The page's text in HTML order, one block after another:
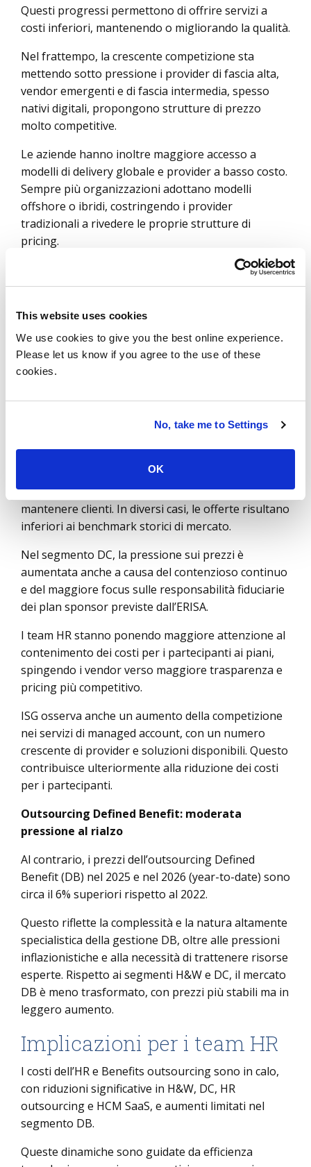
This website uses cookies
We use cookies to give you the best online experience.
Please let us know if you agree to the use of these
cookies.
No, take me to Settings
OK
Questi progressi permettono di offrire servizi a
costi inferiori, mantenendo o migliorando la qualità.
Nel frattempo, la crescente competizione sta
mettendo sotto pressione i provider di fascia alta,
vendor emergenti e di fascia intermedia, spesso
nativi digitali, propongono strutture di prezzo
molto competitive.
Le aziende hanno inoltre maggiore accesso a
modelli di delivery globale e provider a basso costo.
Sempre più organizzazioni adottano modelli
offshore o ibridi, costringendo i provider
tradizionali a rivedere le proprie strutture di
pricing.
Outsourcing H&W e DC: continua la
compressione dei costi
Nel 2025 e nel 2026 (year-to-date), i prezzi
24%-26% rispetto a tre anni fa.
competizione nelle gare tra provider, molti dei quali
adottano pricing aggressivo per acquisire o
mantenere clienti. In diversi casi, le offerte risultano
inferiori ai benchmark storici di mercato.
Nel segmento DC, la pressione sui prezzi è
aumentata anche a causa del contenzioso continuo
e del maggiore focus sulle responsabilità fiduciarie
dei plan sponsor previste dall’ERISA.
I team HR stanno ponendo maggiore attenzione al
contenimento dei costi per i partecipanti ai piani,
spingendo i vendor verso maggiore trasparenza e
pricing più competitivo.
ISG osserva anche un aumento della competizione
nei servizi di managed account, con un numero
crescente di provider e soluzioni disponibili. Questo
contribuisce ulteriormente alla riduzione dei costi
per i partecipanti.
Outsourcing Defined Benefit: moderata
pressione al rialzo
Al contrario, i prezzi dell’outsourcing Defined
Benefit (DB) nel 2025 e nel 2026 (year-to-date) sono
circa il 6% superiori rispetto al 2022.
Questo riflette la complessità e la natura altamente
specialistica della gestione DB, oltre alle pressioni
inflazionistiche e alla necessità di trattenere risorse
esperte. Rispetto ai segmenti H&W e DC, il mercato
DB è meno trasformato, con prezzi più stabili ma in
leggero aumento.
Implicazioni per i team HR
I costi dell’HR e Benefits outsourcing sono in calo,
con riduzioni significative in H&W, DC, HR
outsourcing e HCM SaaS, e aumenti limitati nel
segmento DB.
Queste dinamiche sono guidate da efficienza